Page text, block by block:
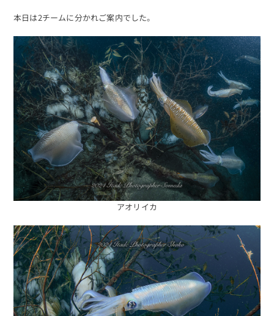
本日は2チームに分かれご案内でした。
アオリイカ